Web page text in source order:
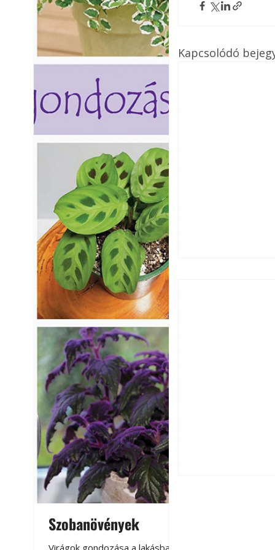
Szobanövények
Kapcsolódó